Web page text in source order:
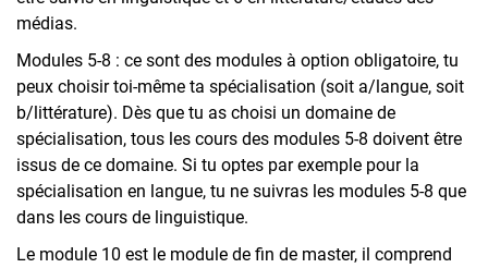
médias.
Modules 5-8 : ce sont des modules à option obligatoire, tu
peux choisir toi-même ta spécialisation (soit a/langue, soit
b/littérature). Dès que tu as choisi un domaine de
spécialisation, tous les cours des modules 5-8 doivent être
issus de ce domaine. Si tu optes par exemple pour la
spécialisation en langue, tu ne suivras les modules 5-8 que
dans les cours de linguistique.
Le module 10 est le module de fin de master, il comprend